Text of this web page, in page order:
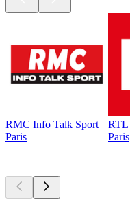
RMC Info Talk Sport
Paris
RTL
Paris